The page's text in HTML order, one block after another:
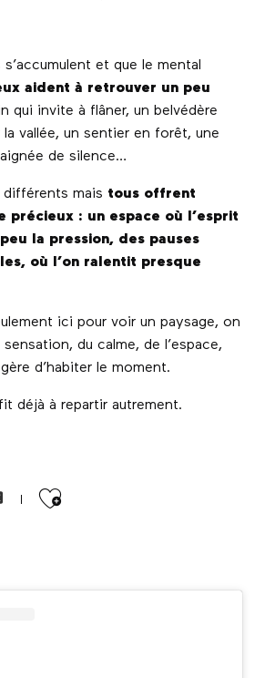
et que le mental
aident à retrouver un peu
qui invite à flâner, un belvédère
vallée, un sentier en forêt, une
de silence…
mais tous offrent
précieux : un espace où l’esprit
la pression, des pauses
où l’on ralentit presque
ici pour voir un paysage, on
du calme, de l’espace,
d’habiter le moment.
déjà à repartir autrement.
Ajouter aux